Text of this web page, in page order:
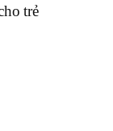
trẻ